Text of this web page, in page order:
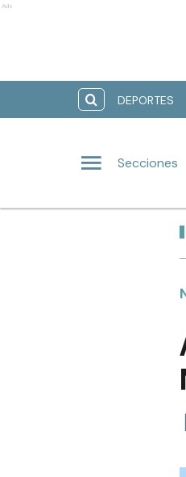
Ads
DEPORTES
Secciones